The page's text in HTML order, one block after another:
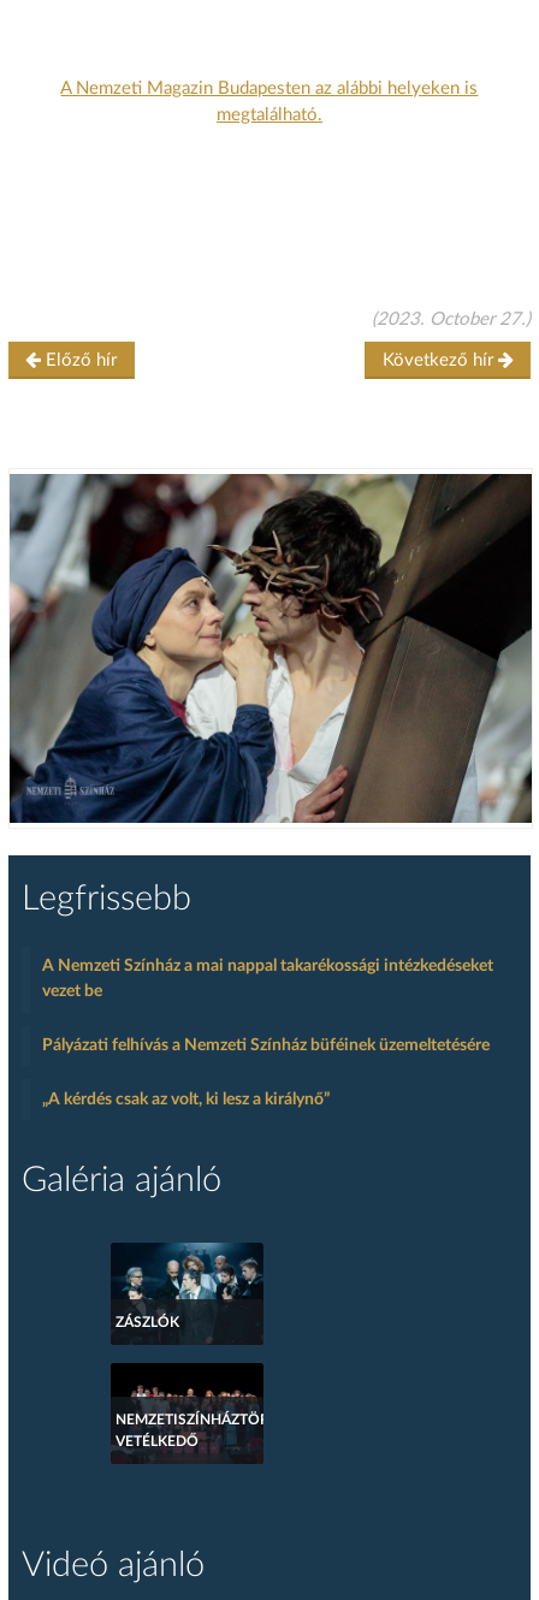
A Nemzeti Magazin Budapesten az alábbi helyeken is
megtalálható.
(2023. October 27.)
Előző hír Következő hír
Legfrissebb
A Nemzeti Színház a mai nappal takarékossági intézkedéseket
vezet be
Pályázati felhívás a Nemzeti Színház büféinek üzemeltetésére
„A kérdés csak az volt, ki lesz a királynő”
Galéria ajánló
ZÁSZLÓK
NEMZETISZÍNHÁZTÖRTÉNETI
VETÉLKEDŐ
Videó ajánló